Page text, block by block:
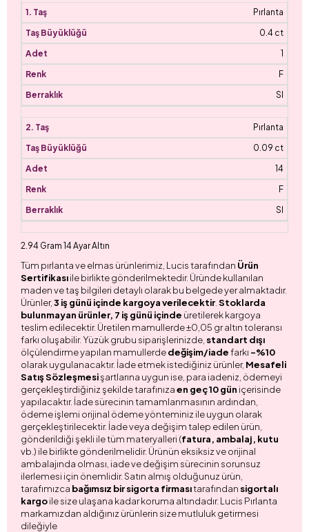
Pırlanta
0.4 ct
1
F
SI
Pırlanta
0.09 ct
14
F
SI
2.94 Gram 14 Ayar Altın
Tüm pırlanta ve elmas ürünlerimiz, Lucis tarafından Ürün
Sertifikasıile birlikte gönderilmektedir. Üründe kullanılan
maden ve taş bilgileri detaylı olarak bu belgede yer almaktadır.
Ürünler,3 iş günü içinde kargoya verilecektir. Stoklarda
bulunmayan ürünler, 7 iş günü içinde üretilerek kargoya
teslim edilecektir. Üretilen mamullerde ±0,05 gr altın toleransı
farkı oluşabilir. Yüzük grubu siparişlerinizde, standart dışı
ölçülendirme yapılan mamullerdedeğişim/iadefarkı -%10
olarak uygulanacaktır. İade etmek istediğiniz ürünler, Mesafeli
Satış Sözleşmesişartlarına uygun ise, para iadeniz, ödemeyi
gerçekleştirdiğiniz şekilde tarafınızaen geç 10 gün içerisinde
yapılacaktır. İade sürecinin tamamlanmasının ardından,
ödeme işlemi orijinal ödeme yönteminiz ile uygun olarak
gerçekleştirilecektir. İade veya değişim talep edilen ürün,
gönderildiği şekli ile tüm materyalleri (fatura, ambalaj, kutu
vb.) ile birlikte gönderilmelidir. Ürünün eksiksiz ve orijinal
ambalajında olması, iade ve değişim sürecinin sorunsuz
ilerlemesi için önemlidir. Satın almış olduğunuz ürün,
tarafımızca bağımsız bir sigorta firmasıtarafından sigortalı
kargoile size ulaşana kadar koruma altındadır. Lucis Pırlanta
markamızdan aldığınız ürünlerin size mutluluk getirmesi
dileğiyle